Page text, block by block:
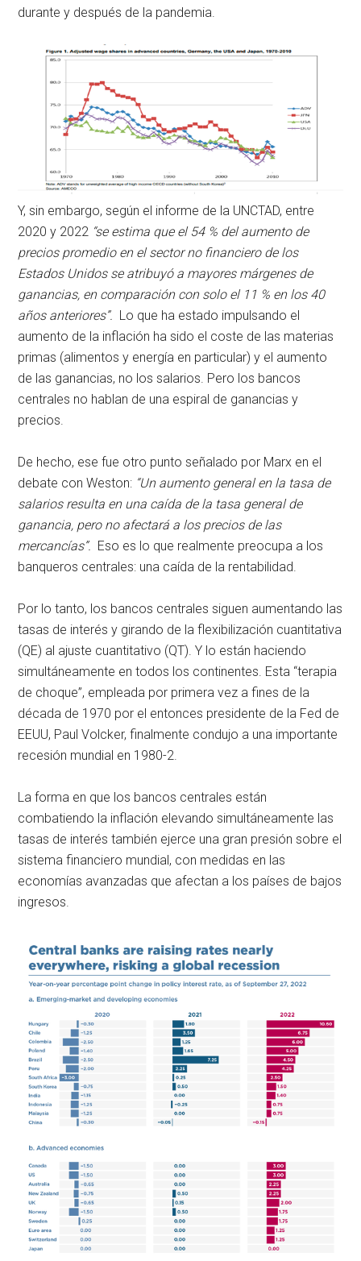
durante y después de la pandemia.
Y, sin embargo, según el informe de la UNCTAD, entre
2020 y 2022 “se estima que el 54 % del aumento de
precios promedio en el sector no financiero de los
Estados Unidos se atribuyó a mayores márgenes de
ganancias, en comparación con solo el 11 % en los 40
años anteriores”. Lo que ha estado impulsando el
aumento de la inflación ha sido el coste de las materias
primas (alimentos y energía en particular) y el aumento
de las ganancias, no los salarios. Pero los bancos
centrales no hablan de una espiral de ganancias y
precios.
De hecho, ese fue otro punto señalado por Marx en el
debate con Weston: “Un aumento general en la tasa de
salarios resulta en una caída de la tasa general de
ganancia, pero no afectará a los precios de las
mercancías”. Eso es lo que realmente preocupa a los
banqueros centrales: una caída de la rentabilidad.
Por lo tanto, los bancos centrales siguen aumentando las
tasas de interés y girando de la flexibilización cuantitativa
(QE) al ajuste cuantitativo (QT). Y lo están haciendo
simultáneamente en todos los continentes. Esta “terapia
de choque”, empleada por primera vez a fines de la
década de 1970 por el entonces presidente de la Fed de
EEUU, Paul Volcker, finalmente condujo a una importante
recesión mundial en 1980-2.
La forma en que los bancos centrales están
combatiendo la inflación elevando simultáneamente las
tasas de interés también ejerce una gran presión sobre el
sistema financiero mundial, con medidas en las
economías avanzadas que afectan a los países de bajos
ingresos.